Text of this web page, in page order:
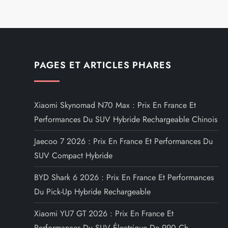
PAGES ET ARTICLES PHARES
Xiaomi Skynomad N70 Max : Prix En France Et
Performances Du SUV Hybride Rechargeable Chinois
Jaecoo 7 2026 : Prix En France Et Performances Du
SUV Compact Hybride
BYD Shark 6 2026 : Prix En France Et Performances
Du Pick-Up Hybride Rechargeable
Xiaomi YU7 GT 2026 : Prix En France Et